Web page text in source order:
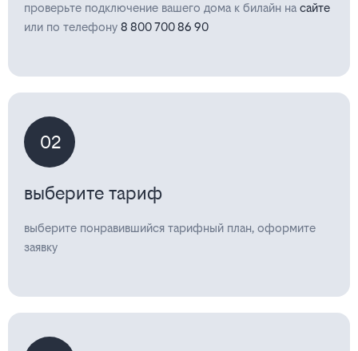
проверьте подключение вашего дома к билайн на сайте
или по телефону 8 800 700 86 90
02
выберите тариф
выберите понравившийся тарифный план, оформите
заявку